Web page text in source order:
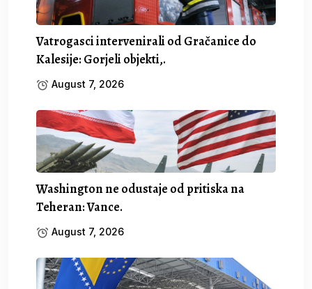
Vatrogasci intervenirali od Gračanice do
Kalesije: Gorjeli objekti,.
August 7, 2026
Washington ne odustaje od pritiska na
Teheran: Vance.
August 7, 2026